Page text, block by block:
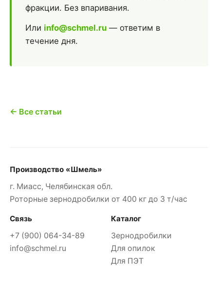
фракции. Без впаривания.
Или info@schmel.ru — ответим в
течение дня.
← Все статьи
Производство «Шмель»
г. Миасс, Челябинская обл.
Роторные зернодробилки от 400 кг до 3 т/час
Связь
+7 (900) 064-34-89
info@schmel.ru
Каталог
Зернодробилки
Для опилок
Для ПЭТ